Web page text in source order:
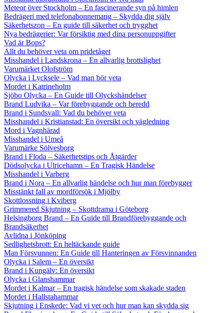
Meteor över Stockholm – En fascinerande syn på himlen
Bedrägeri med telefonabonnemang – Skydda dig själv
Säkerhetszon – En guide till säkerhet och trygghet
Nya bedrägerier: Var försiktig med dina personuppgifter
Vad är Bops?
Allt du behöver veta om pridetåget
Misshandel i Landskrona – En allvarlig brottslighet
Varumärket Olofström
Olycka i Lycksele – Vad man bör veta
Mordet i Katrineholm
Sjöbo Olycka – En Guide till Olyckshändelser
Brand Ludvika – Var förebyggande och beredd
Brand i Sundsvall: Vad du behöver veta
Misshandel i Kristianstad: En översikt och vägledning
Mord i Vagnhärad
Misshandel i Umeå
Varumärke Sölvesborg
Brand i Floda – Säkerhetstips och Åtgärder
Dödsolycka i Ulricehamn – En Tragisk Händelse
Misshandel i Varberg
Brand i Nora – En allvarlig händelse och hur man förebygger
Misstänkt fall av mordförsök i Mjölby
Skottlossning i Kviberg
Grimmered Skjutning – Skottdrama i Göteborg
Helsingborg Brand – En Guide till Brandförebyggande och
Brandsäkerhet
Avlidna i Jönköping
Sedlighetsbrott: En heltäckande guide
Man Försvunnen: En Guide till Hanteringen av Försvinnanden
Olycka i Salem – En översikt
Brand i Kungälv: En översikt
Olycka i Glanshammar
Mordet i Kalmar – En tragisk händelse som skakade staden
Mordet i Hallstahammar
Skjutning i Enskede: Vad vi vet och hur man kan skydda sig